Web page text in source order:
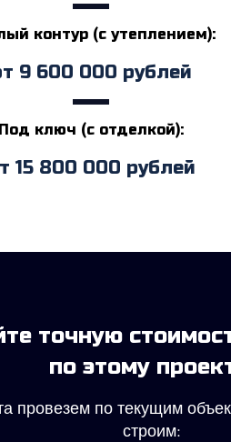
контур (с утеплением):
9 600 000 рублей
Под ключ (с отделкой):
15 800 000 рублей
точную
по этому
провезем по текущим
строим: